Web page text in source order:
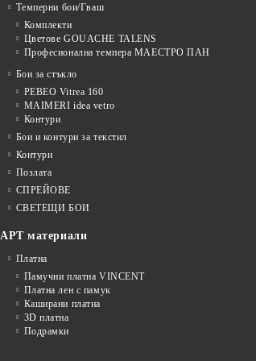
Темперни бои/Гваш
Комплекти
Цветове GOUACHE TALENS
Професионална темпера МАЕСТРО ПАН
Бои за стъкло
PEBEO Vitrea 160
MAIMERI idea vetro
Контури
Бои и контури за текстил
Контури
Позлата
СПРЕЙОВЕ
СВЕТЕЩИ БОИ
АРТ материали
Платна
Памучни платна VINCENT
Платна лен с памук
Каширани платна
3D платна
Подрамки